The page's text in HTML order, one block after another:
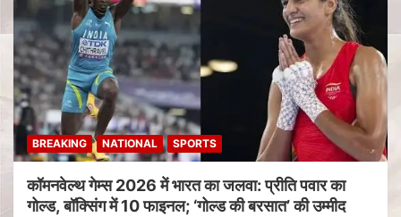
BREAKING NATIONAL SPORTS
कॉमनवेल्थ गेम्स 2026 में भारत का जलवा: प्रीति पवार का
गोल्ड, बॉक्सिंग में 10 फाइनल; ‘गोल्ड की बरसात’ की उम्मीद